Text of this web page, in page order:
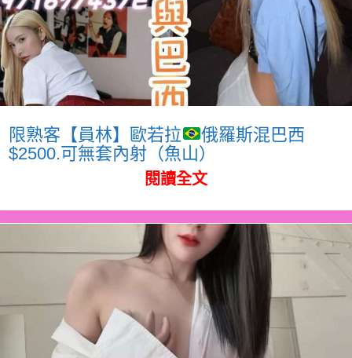
限熟客【員林】歐若拉
俄羅斯混巴西
$2500.可無套內射（魚山）
閱讀全文